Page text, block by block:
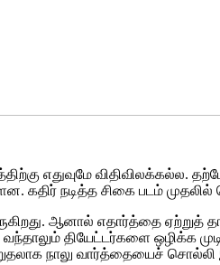
எதுவுமே விதிவிலக்கல்ல.
கதிர் நடித்த சிகை படம்
வருகிறது. ஆனால் எதார்த்தை
வந்தாலும் தியேட்டர்களை ஒழிக்க
நாலு வார்த்தையைச் சொல்லி